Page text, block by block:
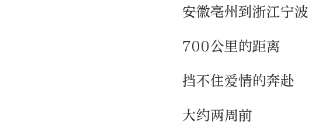
安徽亳州到浙江宁波
700公里的距离
挡不住爱情的奔赴
大约两周前